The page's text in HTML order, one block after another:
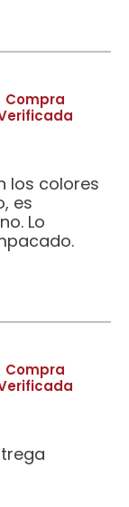
Compra
los colores
es
Lo
Compra